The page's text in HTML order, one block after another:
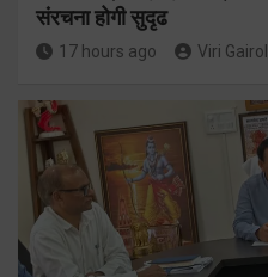
संरचना होगी सुदृढ
17 hours ago Viri